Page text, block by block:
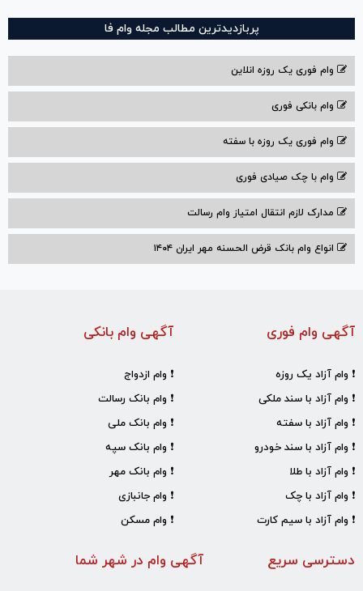
پربازدیدترین مطالب مجله وام فا
وام فوری یک روزه انلاین
وام بانکی فوری
وام فوری یک روزه با سفته
وام با‌ چک صیادی‌ فوری
مدارک لازم انتقال امتیاز وام رسالت
انواع وام بانک قرض الحسنه مهر ایران ۱۴۰۴
آگهی وام بانکی
❗ وام ازدواج
❗ وام بانک رسالت
❗ وام بانک ملی
❗ وام بانک سپه
❗ وام بانک مهر
❗ وام جانبازی
❗ وام مسکن
آگهی وام فوری
❗ وام آزاد یک روزه
❗ وام آزاد با سند ملکی
❗ وام آزاد با سفته
❗ وام آزاد با سند خودرو
❗ وام آزاد با طلا
❗ وام آزاد با چک
❗ وام آزاد با سیم کارت
آگهی وام در شهر شما دسترسی سریع